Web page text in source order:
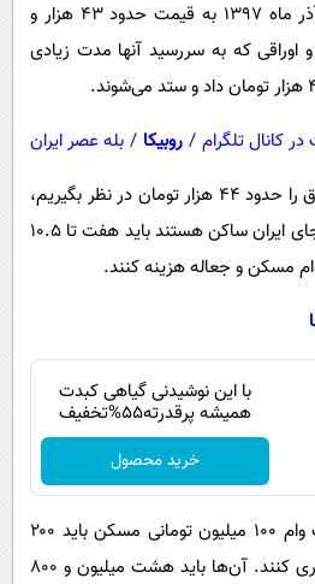
علاوه بر اینها اوراق آبان و آذر ماه ۱۳۹۷ به قیمت حدود ۴۳ هزار و
و اوراقی که به سررسید آنها مدت زیادی
کانال تلگرام / روبیکا / بله عصر ایران
اگر قیمت هر برگ از این اوراق را حدود ۴۴ هزار تومان در نظر بگیریم،
زوجها با توجه به اینکه در کجای ایران ساکن هستند باید هفت تا ۱۰.۵
مسکن و جعاله هزینه کنند.
با این نوشیدنی گیاهی کبدت
همیشه پرقدرته55%تخفیف
خرید محصول
زوج‌های تهرانی برای دریافت وام ۱۰۰ میلیون تومانی مسکن باید ۲۰۰
برگه تسهیلات مسکن خریداری کنند. آن‌ها باید هشت میلیون و ۸۰۰